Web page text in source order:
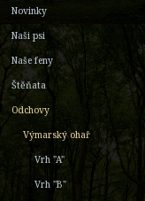
Novinky
Naši psi
Naše feny
Štěňata
Odchovy
Výmarský ohař
Vrh "A"
Vrh "B"